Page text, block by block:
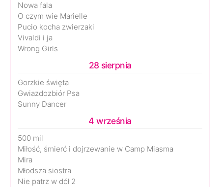
Nowa fala
O czym wie Marielle
Pucio kocha zwierzaki
Vivaldi i ja
Wrong Girls
28 sierpnia
Gorzkie święta
Gwiazdozbiór Psa
Sunny Dancer
4 września
500 mil
Miłość, śmierć i dojrzewanie w Camp Miasma
Mira
Młodsza siostra
Nie patrz w dół 2